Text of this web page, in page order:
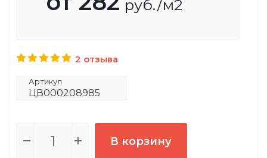
руб./м2
2 отзыва
Артикул
ЦВ000208985
В корзину